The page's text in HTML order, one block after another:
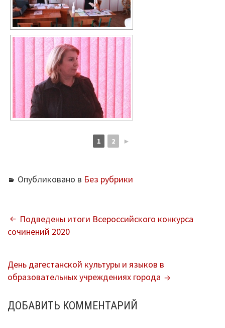
1 2 ►
Опубликовано в Без рубрики
НАВИГАЦИЯ
ПО
Подведены итоги Всероссийского конкурса
сочинений 2020
День дагестанской культуры и языков в
образовательных учреждениях города
ДОБАВИТЬ КОММЕНТАРИЙ